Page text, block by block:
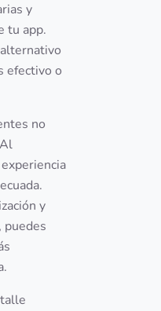
y
tu app.
efectivo o
no
y
puedes